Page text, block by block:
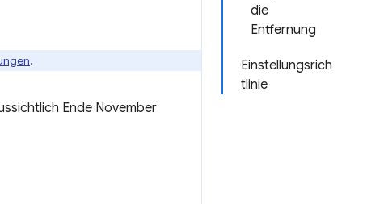
die
Entfernung
Einstellungsrich
tlinie
.
Ende November